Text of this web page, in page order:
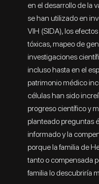
en el desarrollo de la
se han utilizado en
VIH (SIDA), los
tóxicas, mapeo de
investigaciones
incluso hasta en el
patrimonio médico
células han sido
progreso científico y
planteado preguntas
informado y la
porque la familia de
tanto o compensada
familia lo descubriría